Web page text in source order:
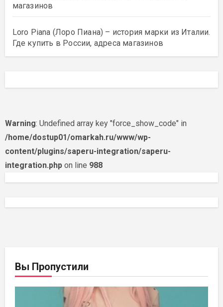
магазинов
Loro Piana (Лоро Пиана) – история марки из Италии.
Где купить в России, адреса магазинов
Warning: Undefined array key "force_show_code" in
/home/dostup01/omarkah.ru/www/wp-
content/plugins/saperu-integration/saperu-
integration.phpon line 988
Вы Пропустили